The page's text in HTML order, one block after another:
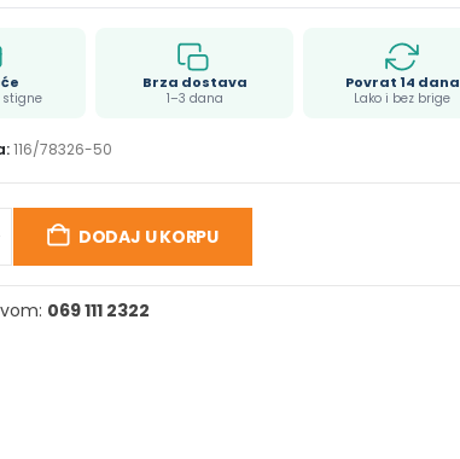
stigne
Brza dostava
1–3 dana
Povrat 14 dana
Lako i bez brige
116/78326-50
DODAJ U KORPU
069 111 2322